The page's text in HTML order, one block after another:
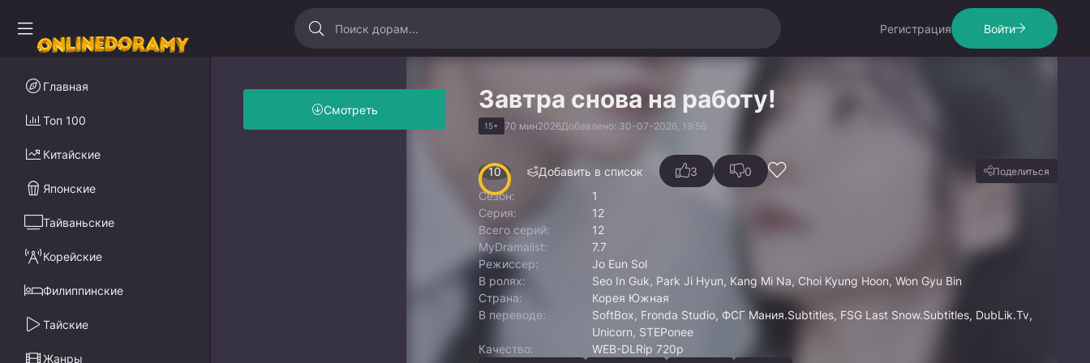
Регистрация Войти
Завтра снова на работу!
15+ 70 мин2026Добавлено: 30-07-2026, 19:56
Смотреть
10 Добавить в список 3 0 Поделиться
Сезон:
1
Серия:
12
Всего серий:
12
MyDramalist:
7.7
Режиссер:
Jo Eun Sol
В ролях:
Seo In Guk, Park Ji Hyun, Kang Mi Na, Choi Kyung Hoon, Won Gyu Bin
Страна:
Корея Южная
В переводе:
SoftBox, Fronda Studio, ФСГ Мания.Subtitles, FSG Last Snow.Subtitles, DubLik.Tv,
Unicorn, STEPonee
Качество:
WEB-DLRip 720p
Главная
Топ 100
Китайские
Японские
Тайваньские
Корейские
Филиппинские
Тайские
Жанры